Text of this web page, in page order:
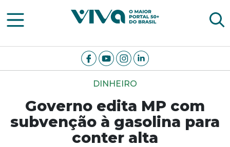
Viva Notícias
DINHEIRO
Governo edita MP com
subvenção à gasolina para
conter alta